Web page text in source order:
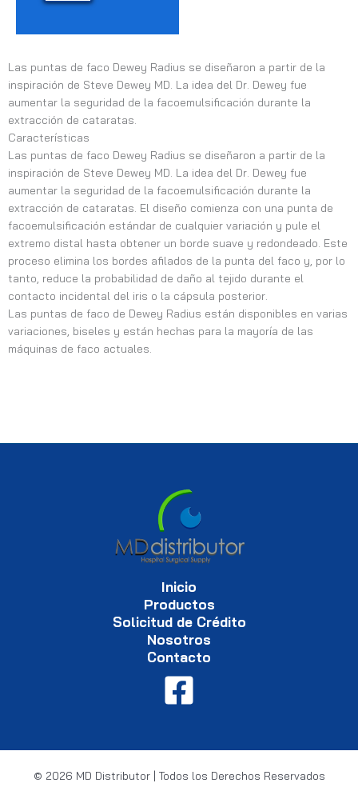
Las puntas de faco Dewey Radius se diseñaron a partir de la
inspiración de Steve Dewey MD. La idea del Dr. Dewey fue
aumentar la seguridad de la facoemulsificación durante la
extracción de cataratas.
Características
Las puntas de faco Dewey Radius se diseñaron a partir de la
inspiración de Steve Dewey MD. La idea del Dr. Dewey fue
aumentar la seguridad de la facoemulsificación durante la
extracción de cataratas. El diseño comienza con una punta de
facoemulsificación estándar de cualquier variación y pule el
extremo distal hasta obtener un borde suave y redondeado. Este
proceso elimina los bordes afilados de la punta del faco y, por lo
tanto, reduce la probabilidad de daño al tejido durante el
contacto incidental del iris o la cápsula posterior.
Las puntas de faco de Dewey Radius están disponibles en varias
variaciones, biseles y están hechas para la mayoría de las
máquinas de faco actuales.
Inicio
Productos
Solicitud de Crédito
Nosotros
Contacto
© 2026 MD Distributor | Todos los Derechos Reservados